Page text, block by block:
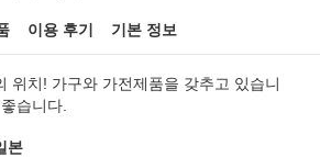
이용 후기 기본 정보
위치! 가구와 가전제품을 갖추고 있습니
습니다.
본